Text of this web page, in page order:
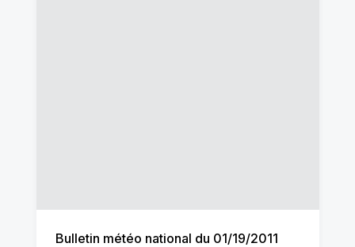
Bulletin météo national du 01/19/2011